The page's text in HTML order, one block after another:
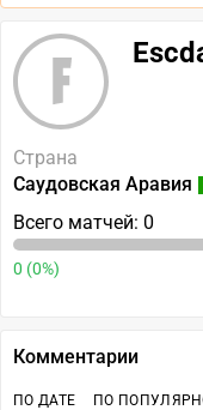
Страна
Саудовская Аравия
Всего матчей: 0
0 (0%)
Комментарии
ПО ДАТЕ ПО